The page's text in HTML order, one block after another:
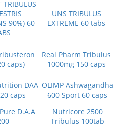
TRIBULUS
90%) 60
UNS TRIBULUS
EXTREME 60 tabs
caps)
Real Pharm Tribulus
1000mg 150 caps
DAA
caps
OLIMP Ashwagandha
600 Sport 60 caps
D.A.A
Nutricore 2500
Tribulus 100tab